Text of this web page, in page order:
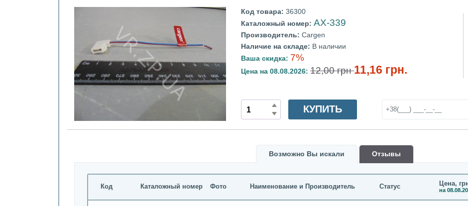
Код товара: 36300
Каталожный номер: АХ-339
Производитель: Cargen
Наличие на складе: В наличии
Ваша скидка: 7%
Цена на 08.08.2026: 12,00 грн11,16 грн.
КУПИТЬ
Возможно Вы искали Oтзывы
Код Каталожный номер Фото Наименование и Производитель Статус Цена,
на